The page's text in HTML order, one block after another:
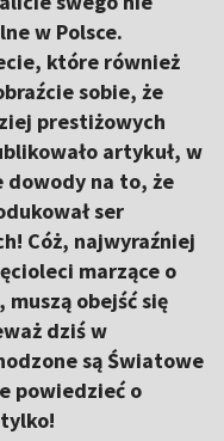
w Polsce.
które również
sobie, że
prestiżowych
artykuł, w
dowody na to, że
ser
Cóż, najwyraźniej
marzące o
obejść się
dziś w
są Światowe
powiedzieć o